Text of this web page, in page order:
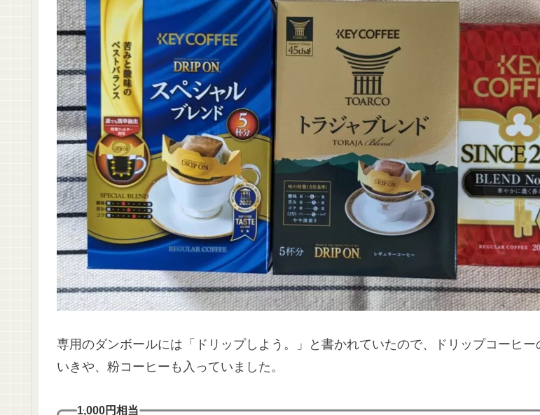
専用のダンボールには「ドリップしよう。」と書かれていたので、ドリップコーヒー
いきや、粉コーヒーも入っていました。
1,000円相当